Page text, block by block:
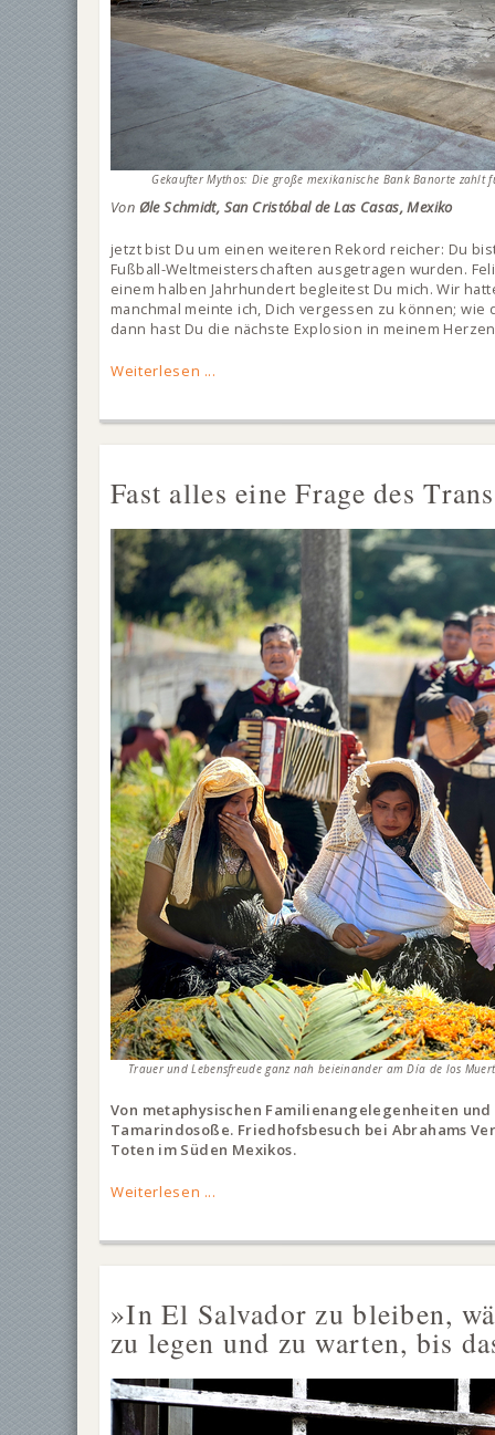
Gekaufter Mythos: Die große mexikanische Bank Banorte
Von Øle Schmidt, San Cristóbal de Las Casas, Mexiko
jetzt bist Du um einen weiteren Rekord reicher: Du
Fußball-Weltmeisterschaften ausgetragen wurden.
einem halben Jahrhundert begleitest Du mich. Wir
manchmal meinte ich, Dich vergessen zu können;
dann hast Du die nächste Explosion in meinem
Weiterlesen ...
Fast alles eine Frage des
Trauer und Lebensfreude ganz nah beieinander am Día de los
Von metaphysischen Familienangelegenheiten
Tamarindosoße. Friedhofsbesuch bei Abrahams
Toten im Süden Mexikos.
Weiterlesen ...
»In El Salvador zu bleiben,
zu legen und zu warten, bis